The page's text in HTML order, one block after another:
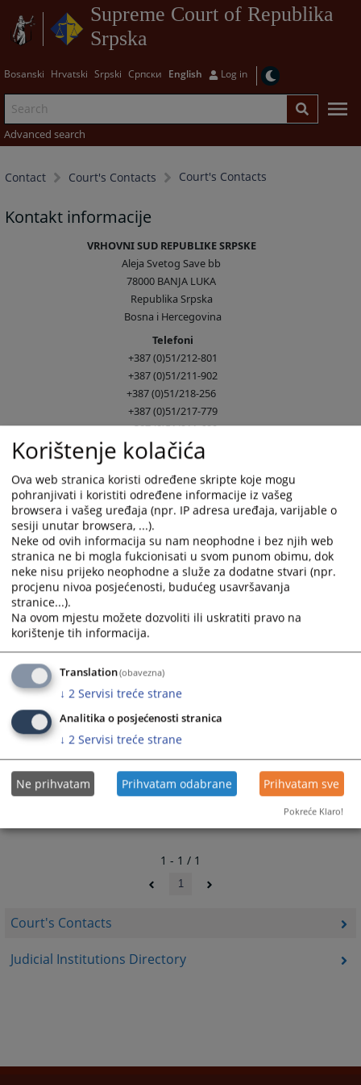
Supreme Court of Republika
Srpska
Bosanski Hrvatski Srpski Српски English Log in
Advanced search
Contact Court's Contacts Court's Contacts
Court's Contacts
Judicial Institutions Directory
Kontakt informacije
VRHOVNI SUD REPUBLIKE SRPSKE
Aleja Svetog Save bb
78000 BANJA LUKA
Republika Srpska
Bosna i Hercegovina
Telefoni
+387 (0)51/212-801
+387 (0)51/211-902
+387 (0)51/218-256
+387 (0)51/217-779
+387 (0)51/211-690
Telefaks
+387 (0)51/226-070
E-mail
vsud-rs@pravosudje.ba
jelena.despotovic@pravosudje.ba
Dodatne informacije:
1 - 1 / 1
1
Korištenje kolačića
Ova web stranica koristi određene skripte koje mogu
pohranjivati i koristiti određene informacije iz vašeg
browsera i vašeg uređaja (npr. IP adresa uređaja, varijable o
sesiji unutar browsera, ...).
Neke od ovih informacija su nam neophodne i bez njih web
stranica ne bi mogla fukcionisati u svom punom obimu, dok
neke nisu prijeko neophodne a služe za dodatne stvari (npr.
procjenu nivoa posjećenosti, budućeg usavršavanja
stranice...).
Na ovom mjestu možete dozvoliti ili uskratiti pravo na
korištenje tih informacija.
Translation(obavezna)
↓ 2 Servisi treće strane
Analitika o posjećenosti stranica
↓ 2 Servisi treće strane
Ne prihvatam Prihvatam odabrane Prihvatam sve
Pokreće Klaro!